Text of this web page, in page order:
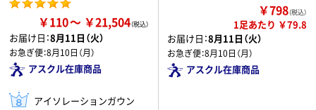
￥110 ￥21,504
お届け日：8月11日（火）
お急ぎ便：8月10日（月）
アスクル在庫商品
アイソレーションガウン
￥798（税込）
1足あたり ￥79.8
お届け日：8月11日（火）
お急ぎ便：8月10日（月）
アスクル在庫商品